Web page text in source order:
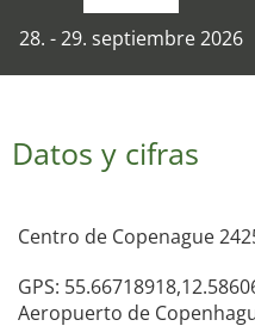
28. - 29. septiembre 2026
Datos y cifras
Centro de Copenague
GPS:
Aeropuerto de